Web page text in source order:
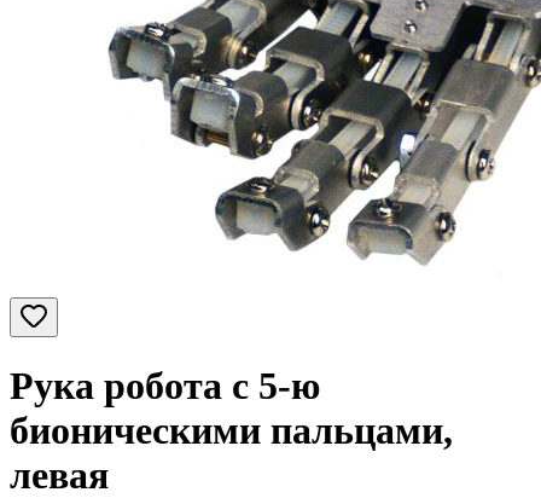
Рука робота с 5-ю
бионическими пальцами,
левая